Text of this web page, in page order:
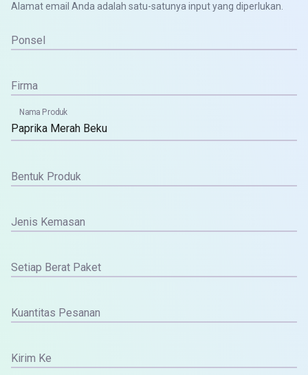
Alamat email Anda adalah satu-satunya input yang diperlukan.
Ponsel
Firma
Nama Produk
Bentuk Produk
Jenis Kemasan
Setiap Berat Paket
Kuantitas Pesanan
Kirim Ke